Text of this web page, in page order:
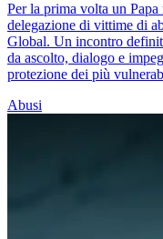
Per la prima volta un
delegazione di vittime di
Global. Un incontro
da ascolto, dialogo e
protezione dei più
Abusi